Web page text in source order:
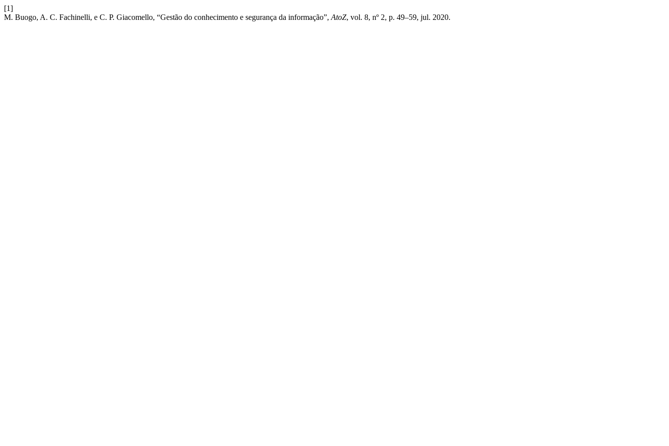
[1]
M. Buogo, A. C. Fachinelli, e C. P. Giacomello, “Gestão do conhecimento e segurança da informação”, AtoZ, vol. 8, nº 2, p. 49–59, jul. 2020.